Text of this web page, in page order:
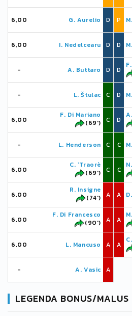
6,00 G. Aurelio D
6,00 I. Nedelcearu D
- A. Buttaro D
- L. Štulac C
6,00
F. Di Mariano
(69')
C
- L. Henderson C
6,00
C. `Traorè
(69')
C
6,00
R. Insigne
(74')
A
6,00
F. Di Francesco
(90')
A
6,00 L. Mancuso A
- A. Vasic A
P
D
D
D
D
C
C
A
A
A
LEGENDA BONUS/MALUS